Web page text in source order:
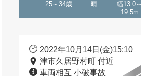
25～34歳 晴
幅13.0～
19.5m
2022年10月14日(金)15:10
津市久居野村町 付近
車両相互 小破事故